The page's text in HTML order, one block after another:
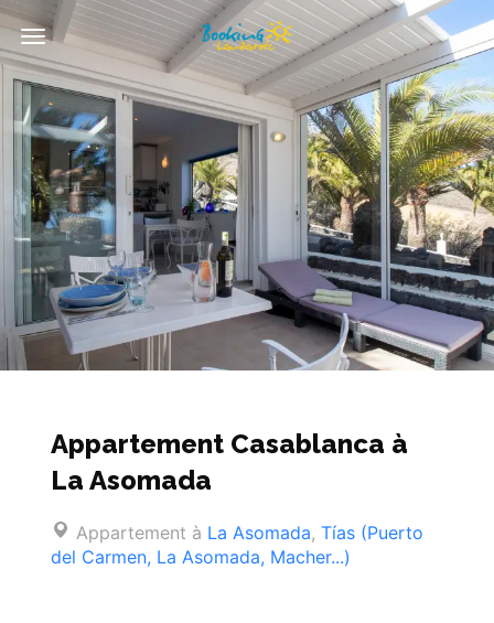
Afficher/Masquer
la
navigation
Appartement Casablanca à
La Asomada
Appartement à La Asomada,Tías (Puerto
del Carmen, La Asomada, Macher...)